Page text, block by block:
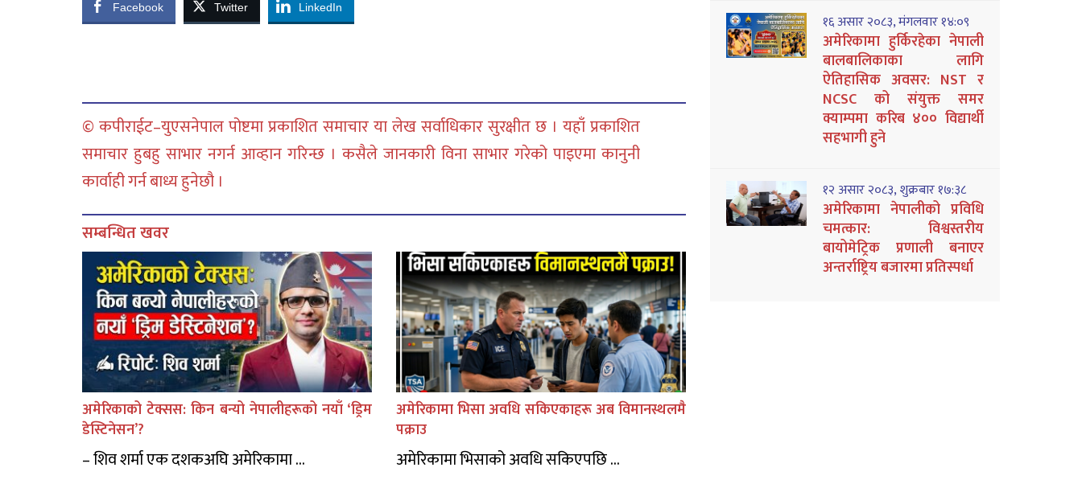
Facebook Twitter LinkedIn
© कपीराईट–युएसनेपाल पोष्टमा प्रकाशित समाचार या लेख सर्वाधिकार सुरक्षीत छ । यहाँ प्रकाशित
समाचार हुबहु साभार नगर्न आव्हान गरिन्छ । कसैले जानकारी विना साभार गरेको पाइएमा कानुनी
कार्वाही गर्न बाध्य हुनेछौ ।
सम्बन्धित खवर
अमेरिकाको टेक्सस: किन बन्यो नेपालीहरूको नयाँ ‘ड्रिम
डेस्टिनेसन’?
– शिव शर्मा एक दशकअघि अमेरिकामा ...
अमेरिकामा भिसा अवधि सकिएकाहरू अब विमानस्थलमै
पक्राउ
अमेरिकामा भिसाको अवधि सकिएपछि ...
१६ असार २०८३, मंगलवार १४:०९
अमेरिकामा हुर्किरहेका नेपाली
बालबालिकाका लागि
ऐतिहासिक अवसर: NST र
NCSC को संयुक्त समर
क्याम्पमा करिब ४०० विद्यार्थी
सहभागी हुने
१२ असार २०८३, शुक्रबार १७:३८
अमेरिकामा नेपालीको प्रविधि
चमत्कार: विश्वस्तरीय
बायोमेट्रिक प्रणाली बनाएर
अन्तर्राष्ट्रिय बजारमा प्रतिस्पर्धा